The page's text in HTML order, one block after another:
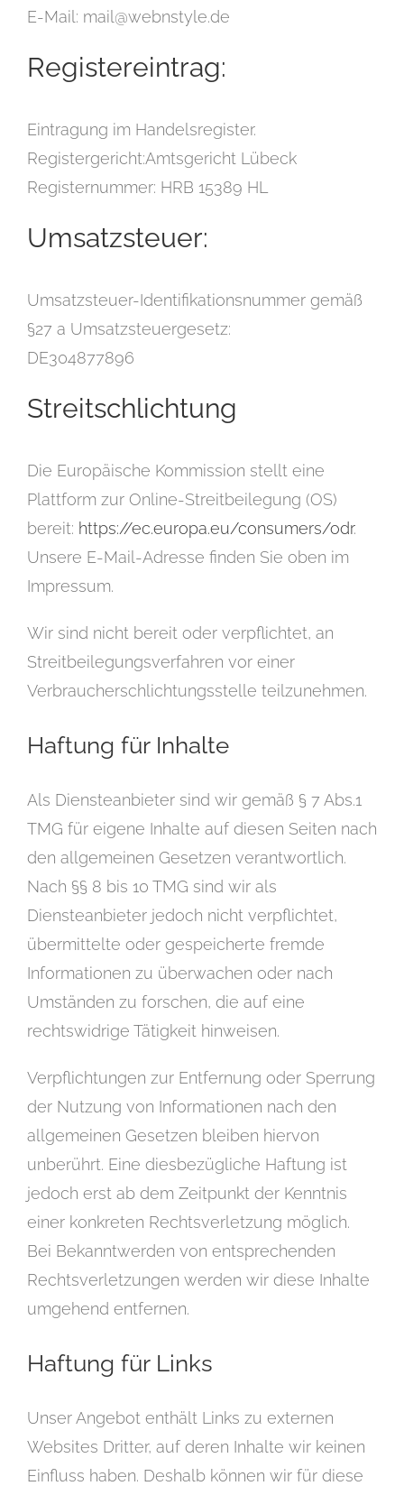
E-Mail: mail@webnstyle.de
Registereintrag:
Eintragung im Handelsregister.
Registergericht:Amtsgericht Lübeck
Registernummer: HRB 15389 HL
Umsatzsteuer:
Umsatzsteuer-Identifikationsnummer gemäß
§27 a Umsatzsteuergesetz:
DE304877896
Streitschlichtung
Die Europäische Kommission stellt eine
Plattform zur Online-Streitbeilegung (OS)
bereit: https://ec.europa.eu/consumers/odr.
Unsere E-Mail-Adresse finden Sie oben im
Impressum.
Wir sind nicht bereit oder verpflichtet, an
Streitbeilegungsverfahren vor einer
Verbraucherschlichtungsstelle teilzunehmen.
Haftung für Inhalte
Als Diensteanbieter sind wir gemäß § 7 Abs.1
TMG für eigene Inhalte auf diesen Seiten nach
den allgemeinen Gesetzen verantwortlich.
Nach §§ 8 bis 10 TMG sind wir als
Diensteanbieter jedoch nicht verpflichtet,
übermittelte oder gespeicherte fremde
Informationen zu überwachen oder nach
Umständen zu forschen, die auf eine
rechtswidrige Tätigkeit hinweisen.
Verpflichtungen zur Entfernung oder Sperrung
der Nutzung von Informationen nach den
allgemeinen Gesetzen bleiben hiervon
unberührt. Eine diesbezügliche Haftung ist
jedoch erst ab dem Zeitpunkt der Kenntnis
einer konkreten Rechtsverletzung möglich.
Bei Bekanntwerden von entsprechenden
Rechtsverletzungen werden wir diese Inhalte
umgehend entfernen.
Haftung für Links
Unser Angebot enthält Links zu externen
Websites Dritter, auf deren Inhalte wir keinen
Einfluss haben. Deshalb können wir für diese